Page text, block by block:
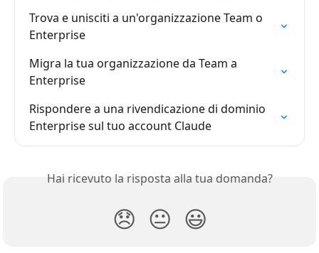
Trova e unisciti a un'organizzazione Team o
Enterprise
Migra la tua organizzazione da Team a
Enterprise
Rispondere a una rivendicazione di dominio
Enterprise sul tuo account Claude
Hai ricevuto la risposta alla tua domanda?
😞 😐 😃